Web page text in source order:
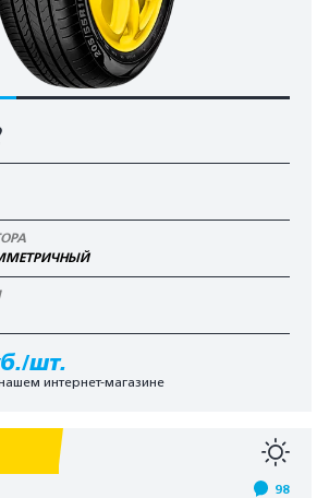
шт.
интернет-магазине
98